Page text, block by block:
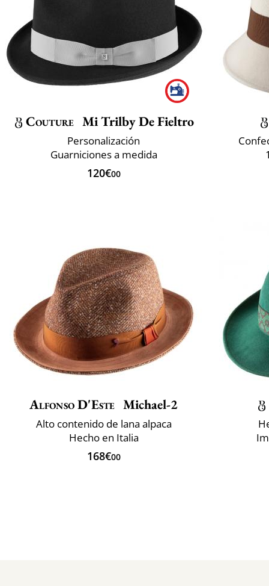
Couture Mi Trilby De Fieltro
Personalización
Guarniciones a medida
120€00
Alfonso D'Este Michael-2
Alto contenido de lana alpaca
Hecho en Italia
168€00